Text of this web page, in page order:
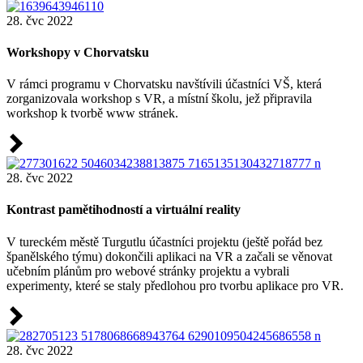
28. čvc 2022
Workshopy v Chorvatsku
V rámci programu v Chorvatsku navštívili účastníci VŠ, která
zorganizovala workshop s VR, a místní školu, jež připravila
workshop k tvorbě www stránek.
28. čvc 2022
Kontrast pamětihodností a virtuální reality
V tureckém městě Turgutlu účastníci projektu (ještě pořád bez
španělského týmu) dokončili aplikaci na VR a začali se věnovat
učebním plánům pro webové stránky projektu a vybrali
experimenty, které se staly předlohou pro tvorbu aplikace pro VR.
28. čvc 2022